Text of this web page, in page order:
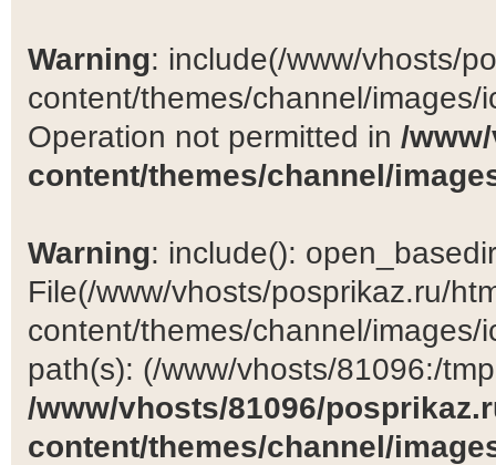
Warning: include(/www/vhosts/
content/themes/channel/
Operation not permitted in /
content/themes/channel/
Warning: include():
File(/www/vhosts/posprikaz.ru/
content/themes/channel/
path(s): (/www/vhosts/81096:/
/www/vhosts/81096/
content/themes/channel/